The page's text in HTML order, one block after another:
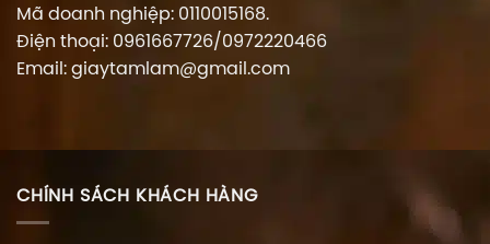
Mã doanh nghiệp: 0110015168.
Điện thoại: 0961667726/0972220466
Email: giaytamlam@gmail.com
CHÍNH SÁCH KHÁCH HÀNG